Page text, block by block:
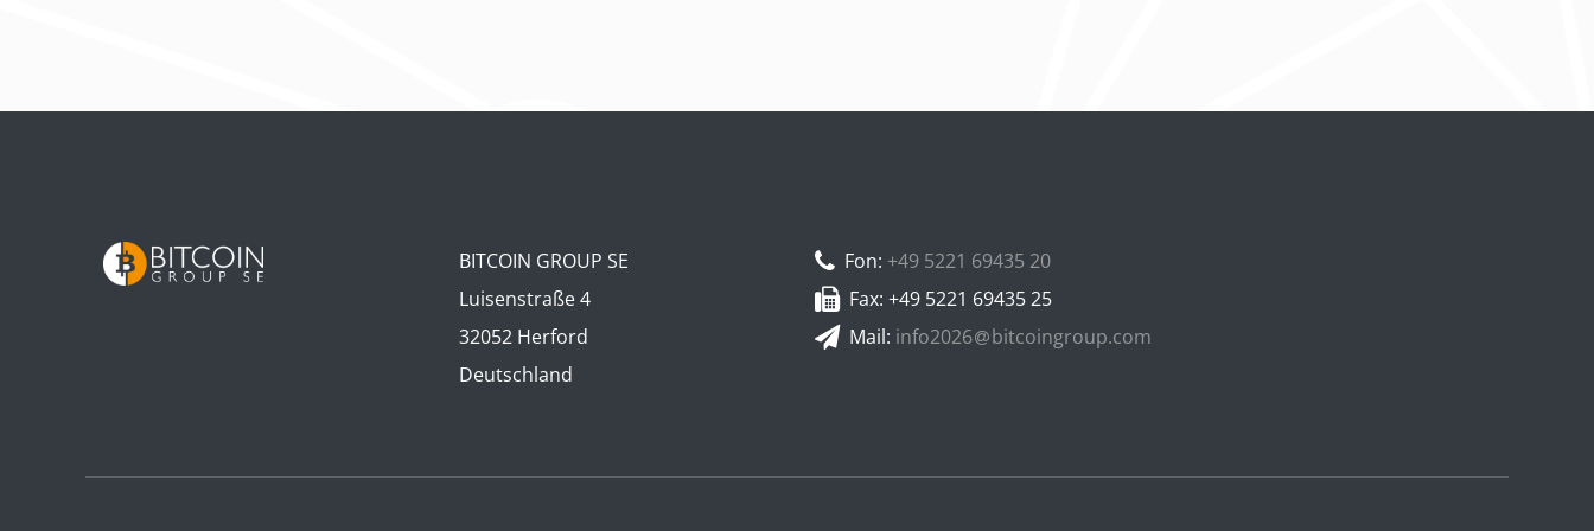
BITCOIN GROUP SE
Luisenstraße 4
32052 Herford
Deutschland
Fon: +49 5221 69435 20
Fax: +49 5221 69435 25
Mail: info2026 bitcoingroup.com